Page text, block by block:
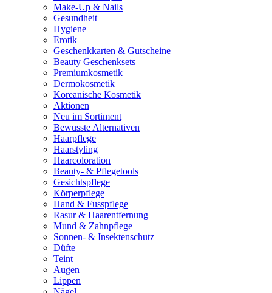
Make-Up & Nails
Gesundheit
Hygiene
Erotik
Geschenkkarten & Gutscheine
Beauty Geschenksets
Premiumkosmetik
Dermokosmetik
Koreanische Kosmetik
Aktionen
Neu im Sortiment
Bewusste Alternativen
Haarpflege
Haarstyling
Haarcoloration
Beauty- & Pflegetools
Gesichtspflege
Körperpflege
Hand & Fusspflege
Rasur & Haarentfernung
Mund & Zahnpflege
Sonnen- & Insektenschutz
Düfte
Teint
Augen
Lippen